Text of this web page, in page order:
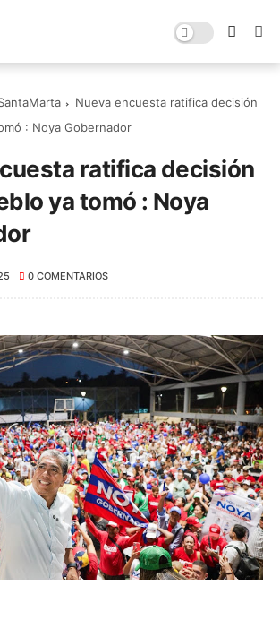
Nueva encuesta ratifica decisión
: Noya Gobernador
ratifica decisión
ya tomó : Noya
0 COMENTARIOS